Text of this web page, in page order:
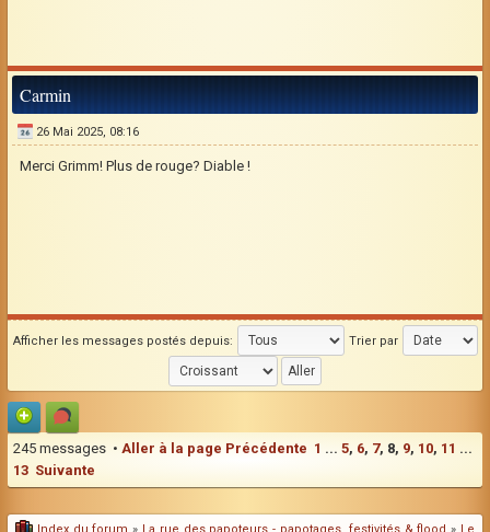
Carmin
26 Mai 2025, 08:16
Merci Grimm! Plus de rouge? Diable !
Afficher les messages postés depuis: Trier par
245 messages • Aller à la page Précédente 1 ... 5, 6, 7, 8, 9, 10, 11 ...
13 Suivante